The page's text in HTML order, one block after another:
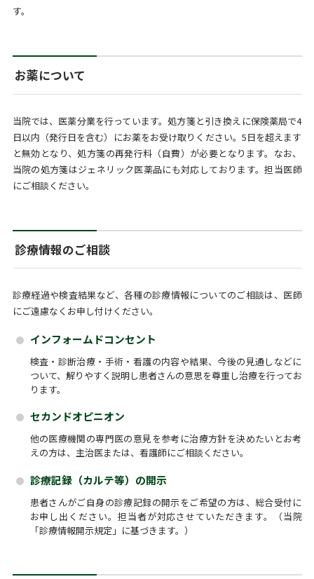
す。
お薬について
当院では、医薬分業を行っています。処方箋と引き換えに保険薬局で4
日以内（発行日を含む）にお薬をお受け取りください。5日を超えます
と無効となり、処方箋の再発行料（自費）が必要となります。なお、
当院の処方箋はジェネリック医薬品にも対応しております。担当医師
にご相談ください。
診療情報のご相談
診療経過や検査結果など、各種の診療情報についてのご相談は、医師
にご遠慮なくお申し付けください。
インフォームドコンセント
検査・診断治療・手術・看護の内容や結果、今後の見通しなどに
ついて、解りやすく説明し患者さんの意思を尊重し治療を行ってお
ります。
セカンドオピニオン
他の医療機関の専門医の意見を参考に治療方針を決めたいとお考
えの方は、主治医または、看護師にご相談ください。
診療記録（カルテ等）の開示
患者さんがご自身の診療記録の開示をご希望の方は、総合受付に
お申し出ください。担当者が対応させていただきます。（当院
「診療情報開示規定」に基づきます。）